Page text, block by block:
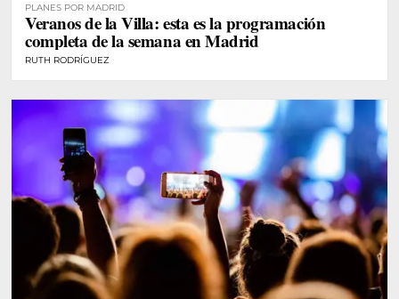
PLANES POR MADRID
Veranos de la Villa: esta es la programación
completa de la semana en Madrid
RUTH RODRÍGUEZ